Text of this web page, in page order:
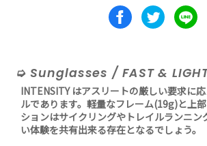
Sunglasses / FAST &
INTENSITY はアスリートの厳しい要求に
ルであります。軽量なフレーム(19g)と上
ションはサイクリングやトレイルランニン
い体験を共有出来る存在となるでしょう。